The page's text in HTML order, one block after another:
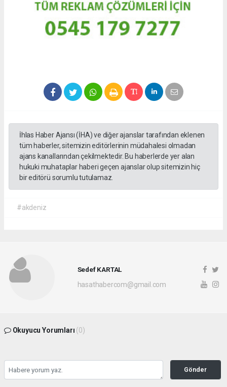
İhlas Haber Ajansı (İHA) ve diğer ajanslar tarafından eklenen
tüm haberler, sitemizin editörlerinin müdahalesi olmadan
ajans kanallarından çekilmektedir. Bu haberlerde yer alan
hukuki muhataplar haberi geçen ajanslar olup sitemizin hiç
bir editörü sorumlu tutulamaz.
#akdeniz
Sedef KARTAL
hasathabercom@gmail.com
Okuyucu Yorumları (0)
Gönder